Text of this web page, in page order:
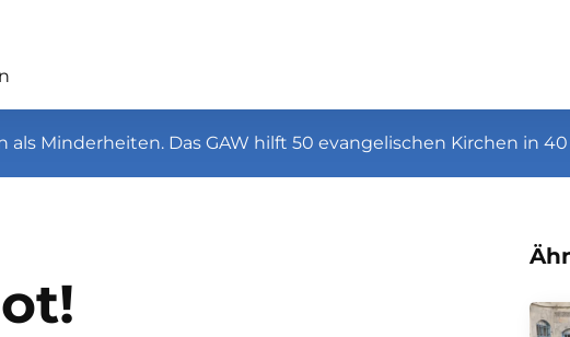
Minderheiten. Das GAW hilft 50 evangelischen Kirchen in